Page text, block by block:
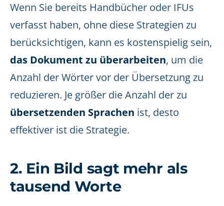
Wenn Sie bereits Handbücher oder IFUs
verfasst haben, ohne diese Strategien zu
berücksichtigen, kann es kostenspielig sein,
das Dokument zu überarbeiten, um die
Anzahl der Wörter vor der Übersetzung zu
reduzieren. Je größer die Anzahl der zu
übersetzenden Sprachen ist, desto
effektiver ist die Strategie.
2. Ein Bild sagt mehr als
tausend Worte